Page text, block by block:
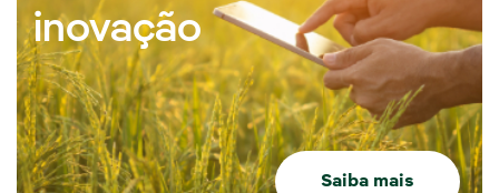
inovação
Saiba mais